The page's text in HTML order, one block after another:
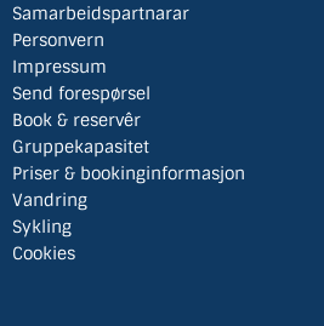
Samarbeidspartnarar
Personvern
Impressum
Send forespørsel
Book & reservêr
Gruppekapasitet
Priser & bookinginformasjon
Vandring
Sykling
Cookies